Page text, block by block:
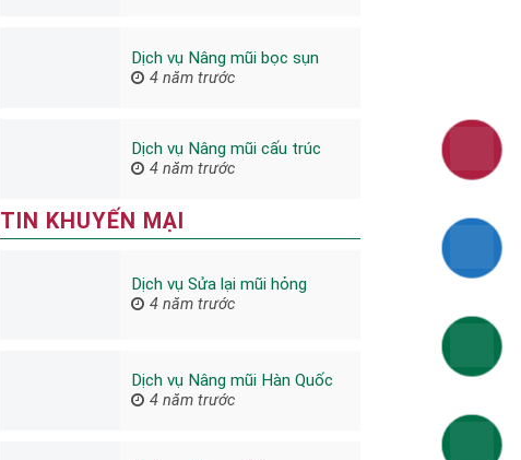
Dịch vụ Nâng mũi bọc sụn
4 năm trước
Dịch vụ Nâng mũi cấu trúc
4 năm trước
TIN KHUYẾN MẠI
Dịch vụ Sửa lại mũi hỏng
4 năm trước
Dịch vụ Nâng mũi Hàn Quốc
4 năm trước